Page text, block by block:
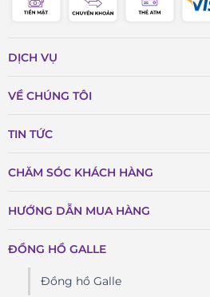
DỊCH VỤ
VỀ CHÚNG TÔI
TIN TỨC
CHĂM SÓC KHÁCH HÀNG
HƯỚNG DẪN MUA HÀNG
ĐỒNG HỒ GALLE
Đồng hồ Galle